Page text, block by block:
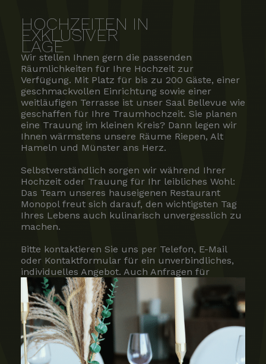
HOCHZEITEN IN
EXKLUSIVER
LAGE
Wir stellen Ihnen gern die passenden
Räumlichkeiten für Ihre Hochzeit zur
Verfügung. Mit Platz für bis zu 200 Gäste, einer
geschmackvollen Einrichtung sowie einer
weitläufigen Terrasse ist unser Saal Bellevue wie
geschaffen für Ihre Traumhochzeit. Sie planen
eine Trauung im kleinen Kreis? Dann legen wir
Ihnen wärmstens unsere Räume Riepen, Alt
Hameln und Münster ans Herz.
Selbstverständlich sorgen wir während Ihrer
Hochzeit oder Trauung für Ihr leibliches Wohl:
Das Team unseres hauseigenen Restaurant
Monopol freut sich darauf, den wichtigsten Tag
Ihres Lebens auch kulinarisch unvergesslich zu
machen.
Bitte kontaktieren Sie uns per Telefon, E-Mail
oder Kontaktformular für ein unverbindliches,
individuelles Angebot. Auch Anfragen für
Beratungstermine und Begehungen nehmen wir
gern über diese Wege entgegen.